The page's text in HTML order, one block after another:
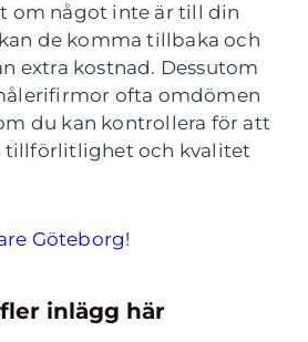
om något inte är till din
de komma tillbaka och
extra kostnad. Dessutom
ofta omdömen
du kan kontrollera för att
tillförlitlighet och kvalitet
Göteborg!
fler inlägg här